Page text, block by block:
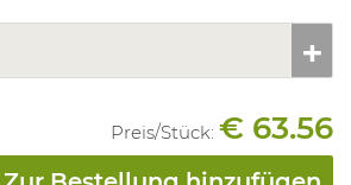
Preis/Stück: € 63.56